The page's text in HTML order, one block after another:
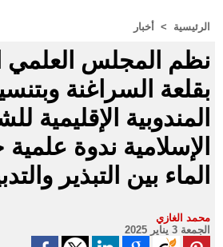
الرئيسية > أخبار
نظم المجلس العلمي
بقلعة السراغنة
المندوبية الإقليمية
الإسلامية ندوة
الماء بين التبذير
محمد الغازي
الجمعة 3 يناير 2025